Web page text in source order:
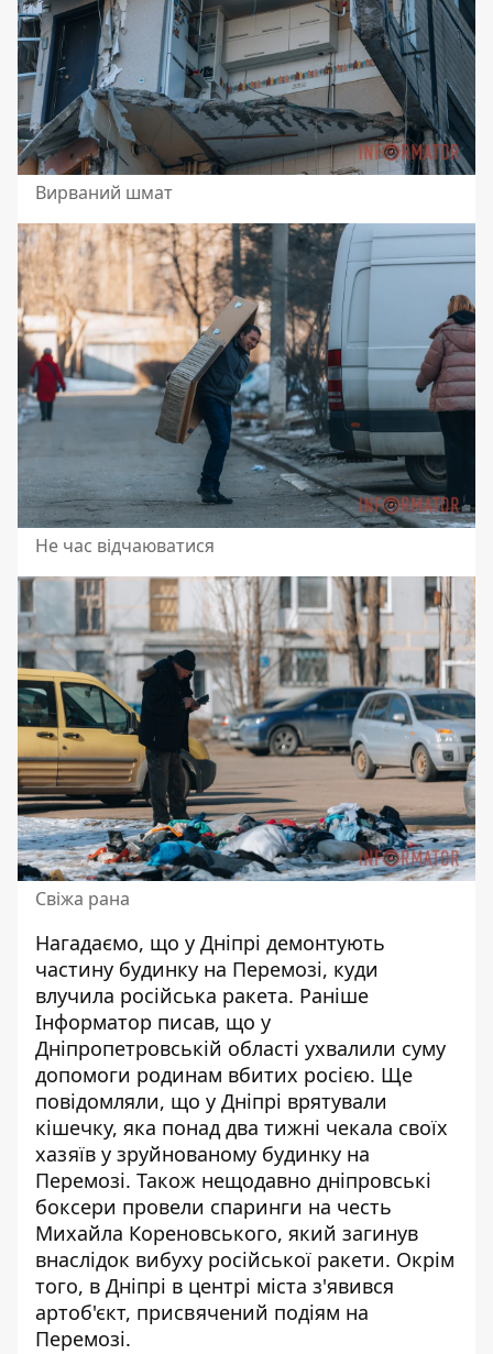
Вирваний шмат
Не час відчаюватися
Свіжа рана
Нагадаємо, що у Дніпрі демонтують
частину будинку на Перемозі, куди
влучила російська ракета. Раніше
Інформатор писав, що у
Дніпропетровській області ухвалили суму
допомоги родинам вбитих росією. Ще
повідомляли, що у Дніпрі врятували
кішечку, яка понад два тижні чекала своїх
хазяїв у зруйнованому будинку на
Перемозі. Також нещодавно дніпровські
боксери провели спаринги на честь
Михайла Кореновського, який загинув
внаслідок вибуху російської ракети. Окрім
того, в Дніпрі в центрі міста з'явився
артоб'єкт, присвячений подіям на
Перемозі.